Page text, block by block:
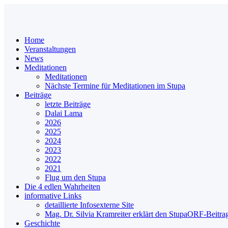
Home
Veranstaltungen
News
Meditationen
Meditationen
Nächste Termine für Meditationen im Stupa
Beiträge
letzte Beiträge
Dalai Lama
2026
2025
2024
2023
2022
2021
Flug um den Stupa
Die 4 edlen Wahrheiten
informative Links
detaillierte Infosexterne Site
Mag. Dr. Silvia Kramreiter erklärt den StupaORF-
Geschichte